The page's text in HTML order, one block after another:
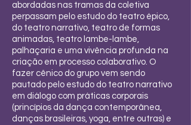
abordadas nas tramas da coletiva
perpassam pelo estudo do teatro épico,
do teatro narrativo, teatro de formas
animadas, teatro lambe-lambe,
palhaçaria e uma vivência profunda na
criação em processo colaborativo. O
fazer cênico do grupo vem sendo
pautado pelo estudo do teatro narrativo
em diálogo com práticas corporais
(princípios da dança contemporânea,
danças brasileiras, yoga, entre outras) e